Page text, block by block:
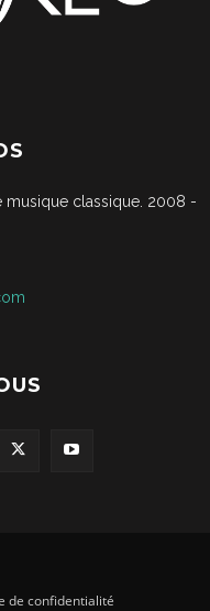
musique classique. 2008 -
de confidentialité